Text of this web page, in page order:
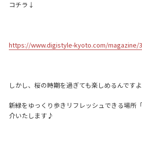
コチラ↓
https://www.digistyle-kyoto.com/magazine/
しかし、桜の時期を過ぎても楽しめるんですよ
新緑をゆっくり歩きリフレッシュできる場所
介いたします♪